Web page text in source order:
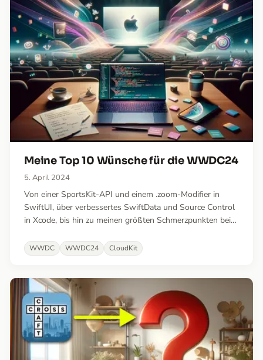
Meine Top 10 Wünsche für die WWDC24
5. April 2024
Von einer SportsKit-API und einem .zoom-Modifier in
SwiftUI, über verbessertes SwiftData und Source Control
in Xcode, bis hin zu meinen größten Schmerzpunkten bei
langjährigen Wünschen und frischen Ideen.
WWDC WWDC24 CloudKit